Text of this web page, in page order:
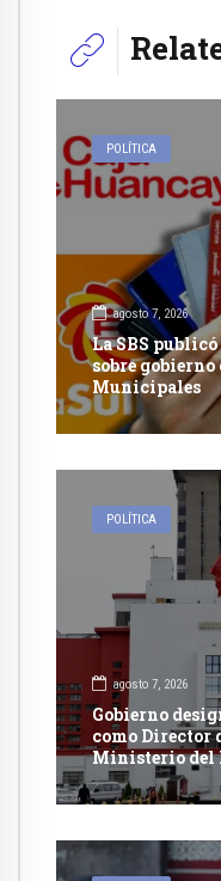
POLÍTICA
agosto 7, 2026
La SBS
sobre
Municipales
POLÍTICA
agosto 7, 2026
Gobierno
como Director
Ministerio del